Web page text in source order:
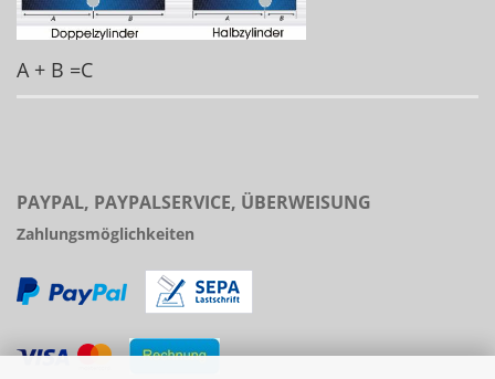
A + B =C
PAYPAL, PAYPALSERVICE, ÜBERWEISUNG
Zahlungsmöglichkeiten